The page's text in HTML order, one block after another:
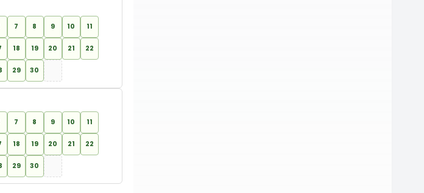
7 8 9 10 11
18 19 20 21 22
29 30
7 8 9 10 11
18 19 20 21 22
29 30